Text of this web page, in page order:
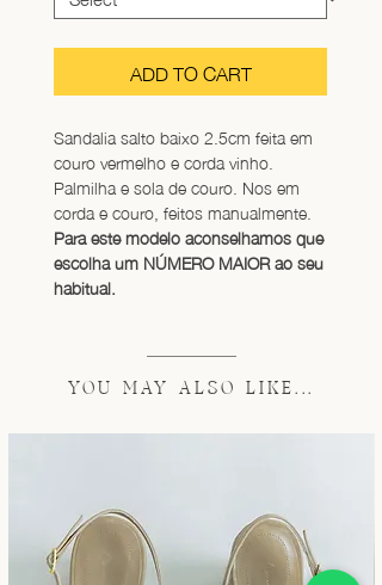
ADD TO CART
Sandalia salto baixo 2.5cm feita em
couro vermelho e corda vinho.
Palmilha e sola de couro. Nos em
Para este modelo aconselhamos que
escolha um NÚMERO MAIOR ao seu
habitual.
YOU MAY ALSO LIKE...